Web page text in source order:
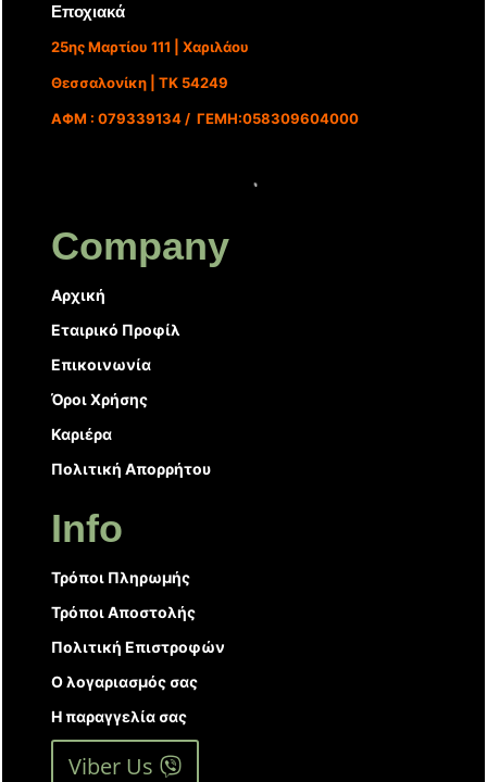
Εποχιακά
25ης Μαρτίου 111 | Χαριλάου
Θεσσαλονίκη | ΤΚ 54249
ΑΦΜ : 079339134 / ΓΕΜΗ:058309604000
Company
Αρχική
Εταιρικό Προφίλ
Επικοινωνία
Όροι Χρήσης
Καριέρα
Πολιτική Απορρήτου
Info
Τρόποι Πληρωμής
Τρόποι Αποστολής
Πολιτική Επιστροφών
Ο λογαριασμός σας
Η παραγγελία σας
Viber Us